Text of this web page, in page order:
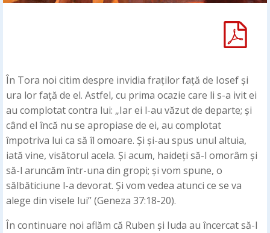
În Tora noi citim despre invidia fraților față de Iosef și
ura lor față de el. Astfel, cu prima ocazie care li s-a ivit ei
au complotat contra lui: „Iar ei l-au văzut de departe; și
când el încă nu se apropiase de ei, au complotat
împotriva lui ca să îl omoare. Și și-au spus unul altuia,
iată vine, visătorul acela. Și acum, haideți să-l omorâm și
să-l aruncăm într-una din gropi; și vom spune, o
sălbăticiune l-a devorat. Și vom vedea atunci ce se va
alege din visele lui” (Geneza 37:18-20).
În continuare noi aflăm că Ruben și Iuda au încercat să-l